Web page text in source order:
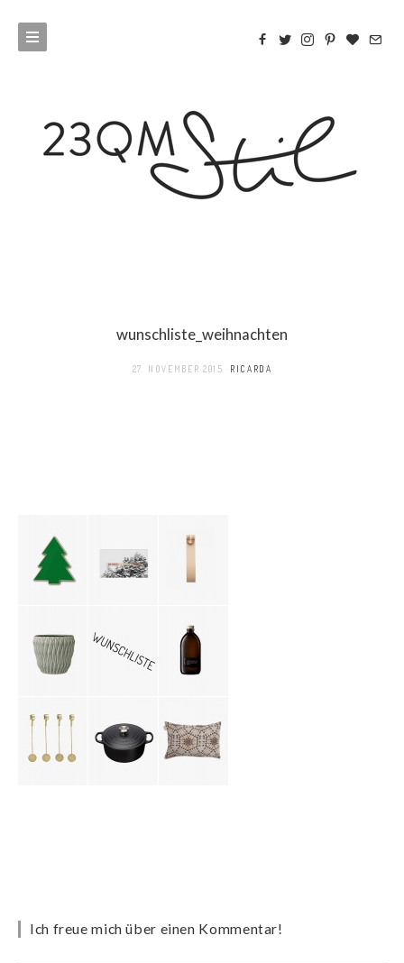
wunschliste_weihnachten
27. NOVEMBER 2015 RICARDA
Ich freue mich über einen Kommentar!